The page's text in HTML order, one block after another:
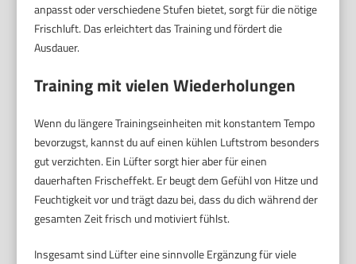
anpasst oder verschiedene Stufen bietet, sorgt für die nötige
Frischluft. Das erleichtert das Training und fördert die
Ausdauer.
Training mit vielen Wiederholungen
Wenn du längere Trainingseinheiten mit konstantem Tempo
bevorzugst, kannst du auf einen kühlen Luftstrom besonders
gut verzichten. Ein Lüfter sorgt hier aber für einen
dauerhaften Frischeffekt. Er beugt dem Gefühl von Hitze und
Feuchtigkeit vor und trägt dazu bei, dass du dich während der
gesamten Zeit frisch und motiviert fühlst.
Insgesamt sind Lüfter eine sinnvolle Ergänzung für viele